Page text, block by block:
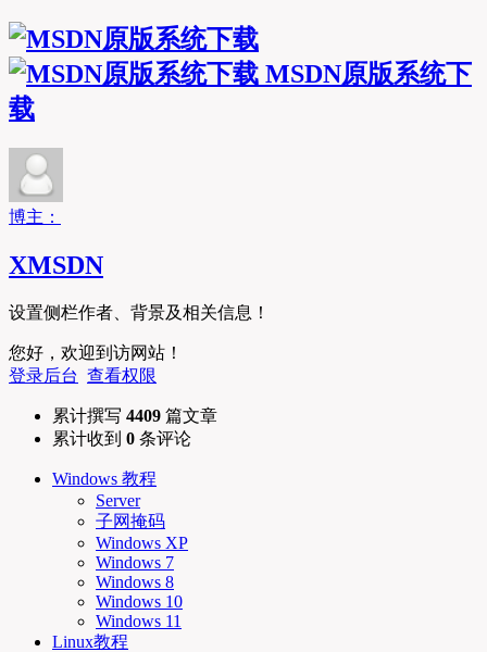
MSDN原版系统下
载
博主：
XMSDN
设置侧栏作者、背景及相关信息！
您好，欢迎到访网站！
登录后台 查看权限
累计撰写 4409 篇文章
累计收到 0 条评论
Windows 教程
Server
子网掩码
Windows XP
Windows 7
Windows 8
Windows 10
Windows 11
Linux教程